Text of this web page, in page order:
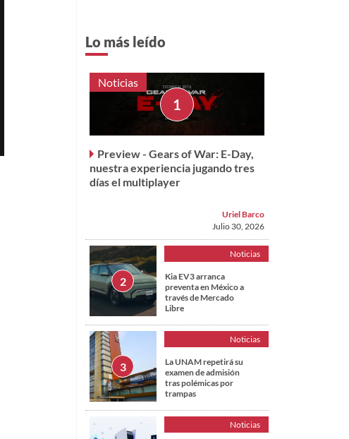
Lo más leído
Noticias
Preview - Gears of War: E-Day,
nuestra experiencia jugando tres
días el multiplayer
Uriel Barco
Julio 30, 2026
Noticias
Kia EV3 arranca
preventa en México a
través de Mercado
Libre
Noticias
La UNAM repetirá su
examen de admisión
tras polémicas por
trampas
Noticias